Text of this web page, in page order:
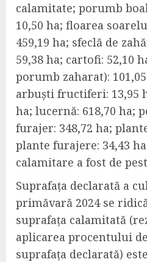
calamitate; porumb
10,50 ha; floarea
459,19 ha; sfeclă de
59,38 ha; cartofi: 52,10
porumb zaharat):
arbuști fructiferi: 13,95
ha; lucernă: 618,70 ha;
furajer: 348,72 ha;
plante furajere: 34,43
calamitare a fost de
Suprafața declarată a
primăvară 2024 se
suprafața calamitată
aplicarea procentului
suprafața declarată)